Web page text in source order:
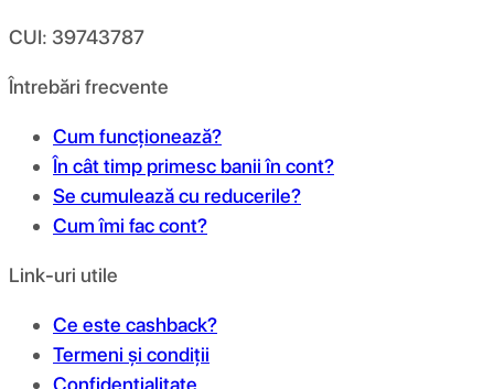
CUI: 39743787
Întrebări frecvente
Cum funcționează?
În cât timp primesc banii în cont?
Se cumulează cu reducerile?
Cum îmi fac cont?
Link-uri utile
Ce este cashback?
Termeni și condiții
Confidențialitate